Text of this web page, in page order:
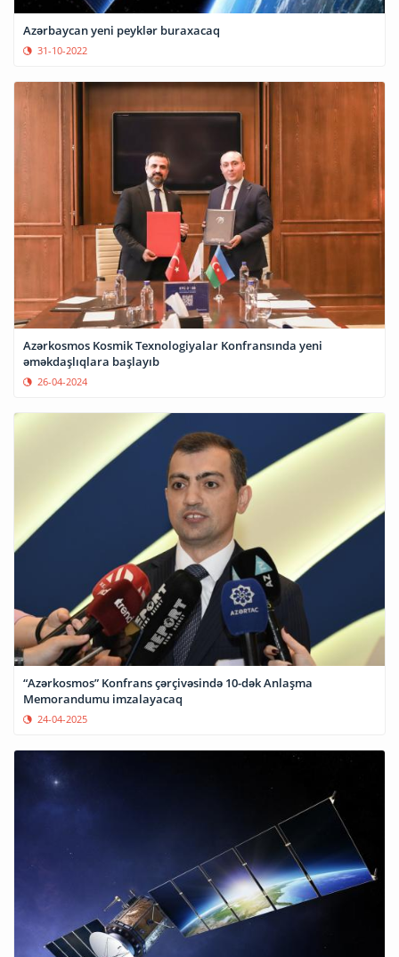
Azərbaycan yeni peyklər buraxacaq
31-10-2022
Azərkosmos Kosmik Texnologiyalar Konfransında yeni
əməkdaşlıqlara başlayıb
26-04-2024
“Azərkosmos” Konfrans çərçivəsində 10-dək Anlaşma
Memorandumu imzalayacaq
24-04-2025